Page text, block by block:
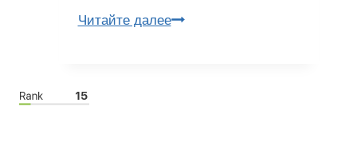
Читайте далееОт